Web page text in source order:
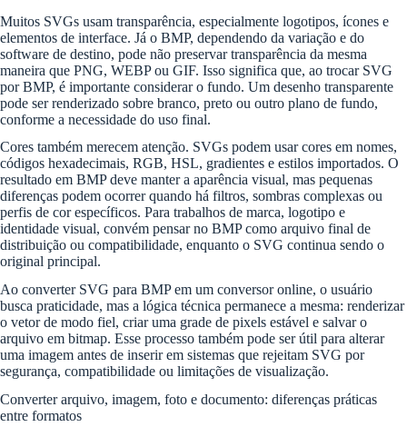
Muitos SVGs usam transparência, especialmente logotipos, ícones e
elementos de interface. Já o BMP, dependendo da variação e do
software de destino, pode não preservar transparência da mesma
maneira que PNG, WEBP ou GIF. Isso significa que, ao trocar SVG
por BMP, é importante considerar o fundo. Um desenho transparente
pode ser renderizado sobre branco, preto ou outro plano de fundo,
conforme a necessidade do uso final.
Cores também merecem atenção. SVGs podem usar cores em nomes,
códigos hexadecimais, RGB, HSL, gradientes e estilos importados. O
resultado em BMP deve manter a aparência visual, mas pequenas
diferenças podem ocorrer quando há filtros, sombras complexas ou
perfis de cor específicos. Para trabalhos de marca, logotipo e
identidade visual, convém pensar no BMP como arquivo final de
distribuição ou compatibilidade, enquanto o SVG continua sendo o
original principal.
Ao converter SVG para BMP em um conversor online, o usuário
busca praticidade, mas a lógica técnica permanece a mesma: renderizar
o vetor de modo fiel, criar uma grade de pixels estável e salvar o
arquivo em bitmap. Esse processo também pode ser útil para alterar
uma imagem antes de inserir em sistemas que rejeitam SVG por
segurança, compatibilidade ou limitações de visualização.
Converter arquivo, imagem, foto e documento: diferenças práticas
entre formatos